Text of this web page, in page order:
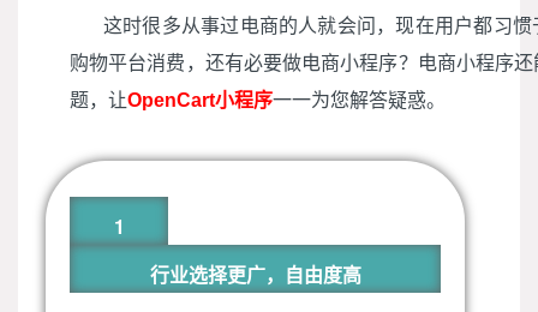
这时很多从事过电商的人就会问，现在用户都习
购物平台消费，还有必要做电商小程序？电商小程序
题，让OpenCart小程序一一为您解答疑惑。
1
行业选择更广，自由度高